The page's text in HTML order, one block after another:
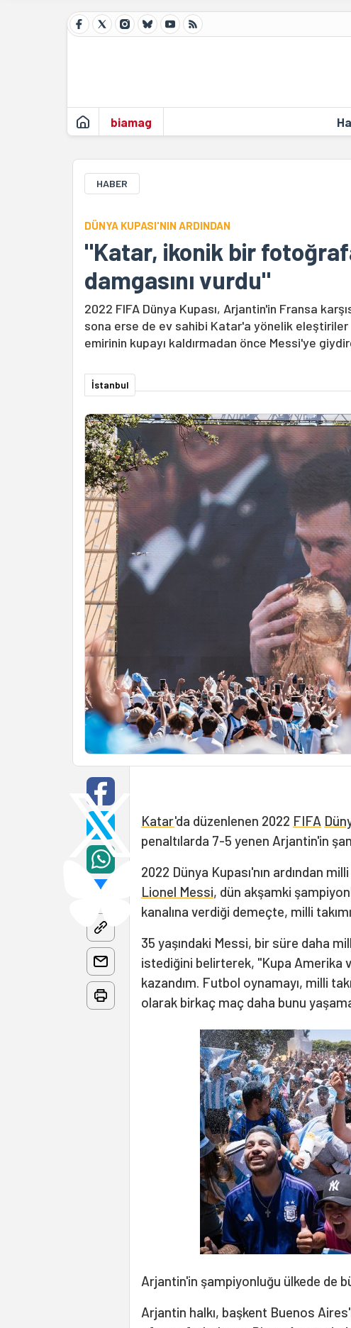
biamag
HABER
DÜNYA KUPASI'NIN ARDINDAN
"Katar, ikonik bir
damgasını vurdu"
2022 FIFA Dünya Kupası, Arjantin'in Fransa
sona erse de ev sahibi Katar'a yönelik eleştiriler
emirinin kupayı kaldırmadan önce Messi'ye
İstanbul
Katar'da düzenlenen 2022 FIFA
penaltılarda 7-5 yenen Arjantin'in
2022 Dünya Kupası'nın ardından
Lionel Messi, dün akşamki
kanalına verdiği demeçte, milli takımı
35 yaşındaki Messi, bir süre daha
istediğini belirterek, "Kupa Amerika
kazandım. Futbol oynamayı, milli
olarak birkaç maç daha bunu
Arjantin'in şampiyonluğu ülkede de
Arjantin halkı, başkent Buenos